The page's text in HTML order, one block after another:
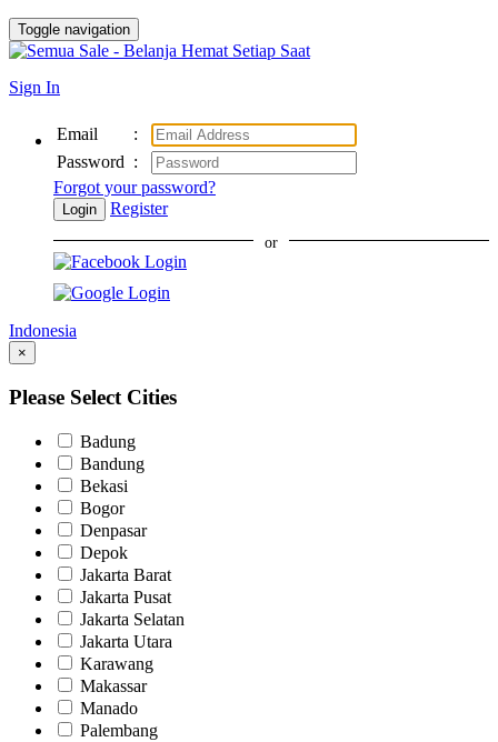
Toggle navigation
Sign In
Email
:
Password :
Forgot your password?
Login Register
or
Indonesia
×
Please Select Cities
Badung
Bandung
Bekasi
Bogor
Denpasar
Depok
Jakarta Barat
Jakarta Pusat
Jakarta Selatan
Jakarta Utara
Karawang
Makassar
Manado
Palembang